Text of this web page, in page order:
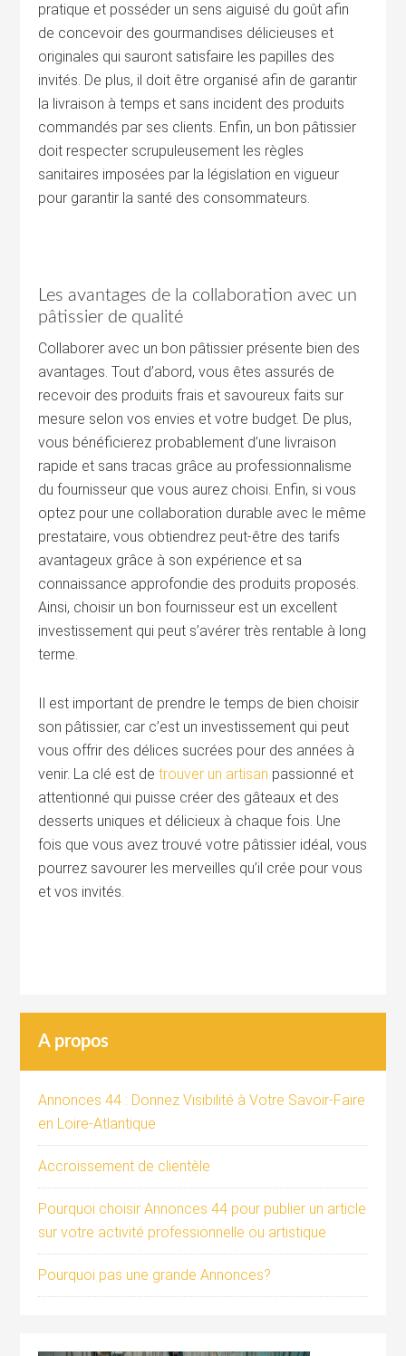
pratique et posséder un sens aiguisé du goût afin
de concevoir des gourmandises délicieuses et
originales qui sauront satisfaire les papilles des
invités. De plus, il doit être organisé afin de garantir
la livraison à temps et sans incident des produits
commandés par ses clients. Enfin, un bon pâtissier
doit respecter scrupuleusement les règles
sanitaires imposées par la législation en vigueur
pour garantir la santé des consommateurs.
Les avantages de la collaboration avec un
pâtissier de qualité
Collaborer avec un bon pâtissier présente bien des
avantages. Tout d’abord, vous êtes assurés de
recevoir des produits frais et savoureux faits sur
mesure selon vos envies et votre budget. De plus,
vous bénéficierez probablement d’une livraison
rapide et sans tracas grâce au professionnalisme
du fournisseur que vous aurez choisi. Enfin, si vous
optez pour une collaboration durable avec le même
prestataire, vous obtiendrez peut-être des tarifs
avantageux grâce à son expérience et sa
connaissance approfondie des produits proposés.
Ainsi, choisir un bon fournisseur est un excellent
investissement qui peut s’avérer très rentable à long
terme.
Il est important de prendre le temps de bien choisir
son pâtissier, car c’est un investissement qui peut
vous offrir des délices sucrées pour des années à
venir. La clé est detrouver un artisan passionné et
attentionné qui puisse créer des gâteaux et des
desserts uniques et délicieux à chaque fois. Une
fois que vous avez trouvé votre pâtissier idéal, vous
pourrez savourer les merveilles qu’il crée pour vous
et vos invités.
A propos
Annonces 44 : Donnez Visibilité à Votre Savoir-Faire
en Loire-Atlantique
Accroissement de clientèle
Pourquoi choisir Annonces 44 pour publier un article
sur votre activité professionnelle ou artistique
Pourquoi pas une grande Annonces?